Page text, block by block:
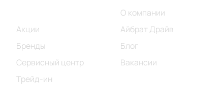
Акции
Бренды
Сервисный центр
Трейд-ин
О компании
Айбрат Драйв
Блог
Вакансии